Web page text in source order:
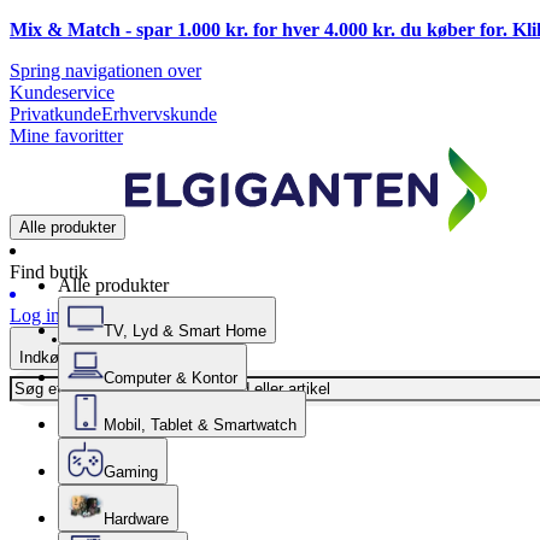
Mix & Match - spar 1.000 kr. for hver 4.000 kr. du køber for.
Spring navigationen over
Kundeservice
PrivatkundeErhvervskunde
Mine favoritter
Alle produkter
Find butik
Log ind
Indkøbskurv
Alle produkter
TV, Lyd & Smart Home
Computer & Kontor
Mobil, Tablet & Smartwatch
Gaming
Hardware